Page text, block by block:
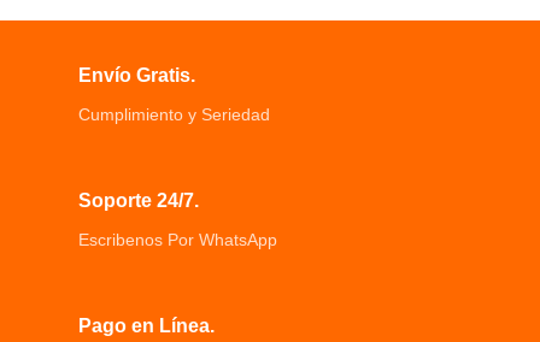
Un interruptor de
funcionamiento, Dispensador de
agua potable sin BPA
Envío Gratis.
Cumplimiento y Seriedad
Soporte 24/7.
Escribenos Por WhatsApp
Pago en Línea.